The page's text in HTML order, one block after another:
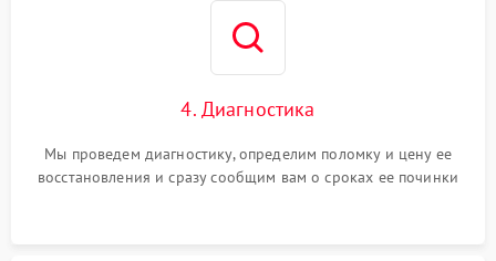
4. Диагностика
Мы проведем диагностику, определим поломку и цену ее
восстановления и сразу сообщим вам о сроках ее починки